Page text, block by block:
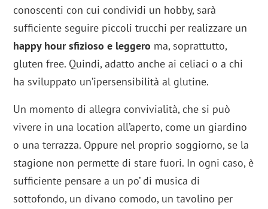
conoscenti con cui condividi un hobby, sarà
sufficiente seguire piccoli trucchi per realizzare un
happy hour sfizioso e leggero ma, soprattutto,
gluten free. Quindi, adatto anche ai celiaci o a chi
ha sviluppato un’ipersensibilità al glutine.
Un momento di allegra convivialità, che si può
vivere in una location all’aperto, come un giardino
o una terrazza. Oppure nel proprio soggiorno, se la
stagione non permette di stare fuori. In ogni caso, è
sufficiente pensare a un po’ di musica di
sottofondo, un divano comodo, un tavolino per